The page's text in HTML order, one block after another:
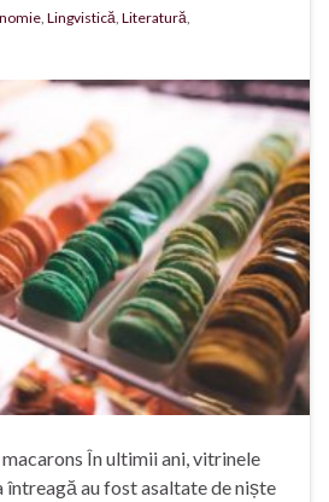
, Lingvistică, Literatură,
În ultimii ani, vitrinele
au fost asaltate de niște